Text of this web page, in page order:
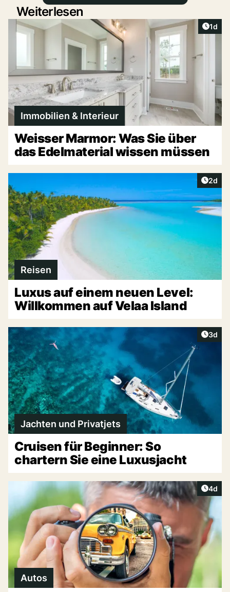
Weiterlesen
1d
Immobilien & Interieur
Weisser Marmor: Was Sie über
das Edelmaterial wissen müssen
2d
Reisen
Luxus auf einem neuen Level:
Willkommen auf Velaa Island
3d
Jachten und Privatjets
Cruisen für Beginner: So
chartern Sie eine Luxusjacht
4d
Autos